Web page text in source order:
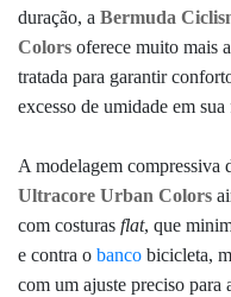
duração, a Bermuda
Colors oferece muito mais
tratada para garantir
excesso de umidade em
A modelagem compressiva
Ultracore Urban Colors
com costuras flat, que
e contra o banco bicicleta,
com um ajuste preciso para